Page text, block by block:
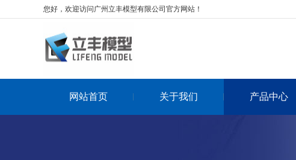
您好，欢迎访问广州立丰模型有限公司官方网站！
网站首页 关于我们 产品中心